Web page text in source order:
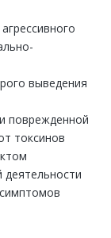
выведения
поврежденной
токсинов